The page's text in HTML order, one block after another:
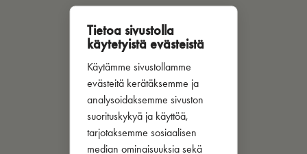
Tietoa sivustolla
käytetyistä evästeistä
Käytämme sivustollamme
evästeitä kerätäksemme ja
analysoidaksemme sivuston
suorituskykyä ja käyttöä,
tarjotaksemme sosiaalisen
median ominaisuuksia sekä